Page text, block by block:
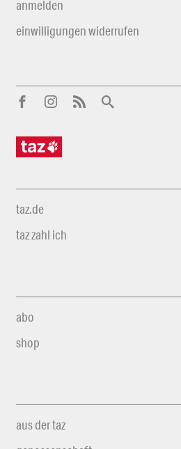
anmelden
einwilligungen widerrufen
taz.de
taz zahl ich
abo
shop
aus der taz